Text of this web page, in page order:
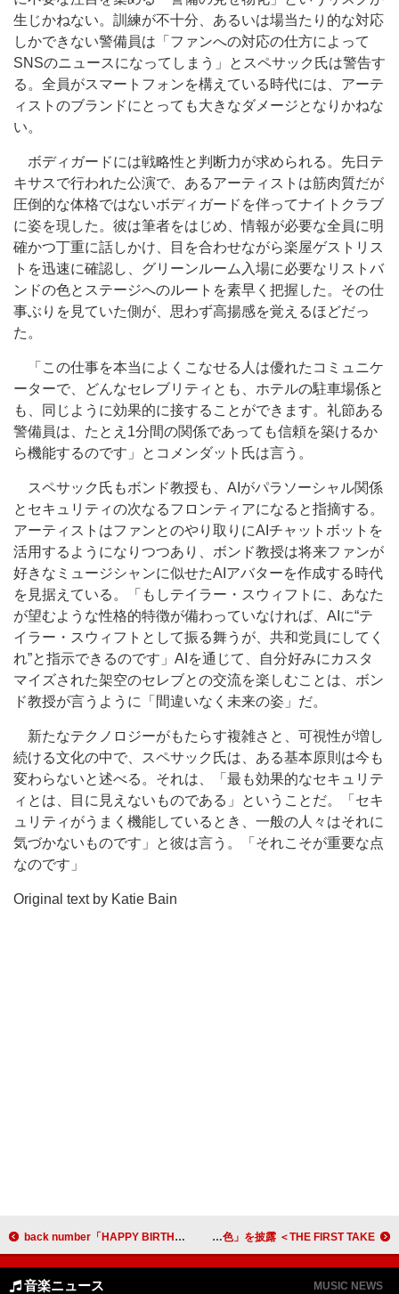
生じかねない。訓練が不十分、あるいは場当たり的な対応
しかできない警備員は「ファンへの対応の仕方によって
SNSのニュースになってしまう」とスペサック氏は警告す
る。全員がスマートフォンを構えている時代には、アーテ
ィストのブランドにとっても大きなダメージとなりかねな
い。
ボディガードには戦略性と判断力が求められる。先日テ
キサスで行われた公演で、あるアーティストは筋肉質だが
圧倒的な体格ではないボディガードを伴ってナイトクラブ
に姿を現した。彼は筆者をはじめ、情報が必要な全員に明
確かつ丁重に話しかけ、目を合わせながら楽屋ゲストリス
トを迅速に確認し、グリーンルーム入場に必要なリストバ
ンドの色とステージへのルートを素早く把握した。その仕
事ぶりを見ていた側が、思わず高揚感を覚えるほどだっ
た。
「この仕事を本当によくこなせる人は優れたコミュニケ
ーターで、どんなセレブリティとも、ホテルの駐車場係と
も、同じように効果的に接することができます。礼節ある
警備員は、たとえ1分間の関係であっても信頼を築けるか
ら機能するのです」とコメンダット氏は言う。
スペサック氏もボンド教授も、AIがパラソーシャル関係
とセキュリティの次なるフロンティアになると指摘する。
アーティストはファンとのやり取りにAIチャットボットを
活用するようになりつつあり、ボンド教授は将来ファンが
好きなミュージシャンに似せたAIアバターを作成する時代
を見据えている。「もしテイラー・スウィフトに、あなた
が望むような性格的特徴が備わっていなければ、AIに“テ
イラー・スウィフトとして振る舞うが、共和党員にしてく
れ”と指示できるのです」AIを通じて、自分好みにカスタ
マイズされた架空のセレブとの交流を楽しむことは、ボン
ド教授が言うように「間違いなく未来の姿」だ。
新たなテクノロジーがもたらす複雑さと、可視性が増し
続ける文化の中で、スペサック氏は、ある基本原則は今も
変わらないと述べる。それは、「最も効果的なセキュリテ
ィとは、目に見えないものである」ということだ。「セキ
ュリティがうまく機能しているとき、一般の人々はそれに
気づかないものです」と彼は言う。「それこそが重要な点
なのです」
Original text by Katie Bain
back number「HAPPY BIRTHDAY」「ヒロイン」5億回突破／M!LK「好きすぎて滅!」2億回突破：今週のストリーミングまとめ JO1＆INIのユニット・JI BLUE、サッカー日本代表テーマソング「景色」を披露 ＜THE FIRST TAKE＞
音楽ニュース MUSIC NEWS